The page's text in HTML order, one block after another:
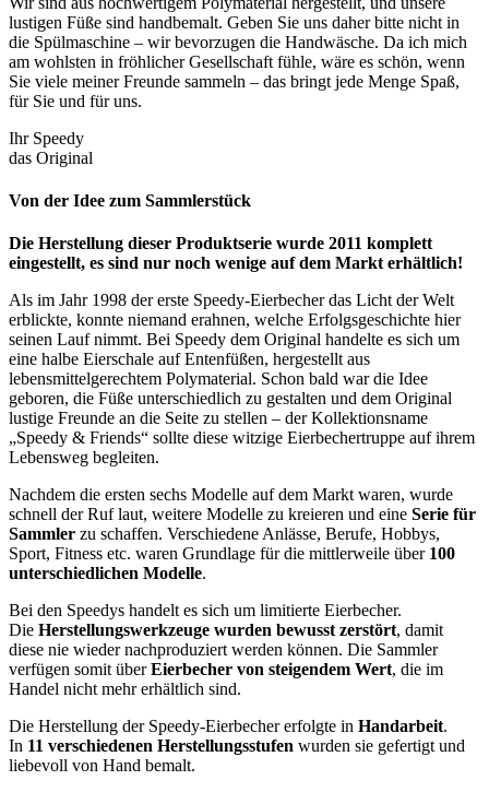
lustigen Füße sind handbemalt. Geben Sie uns daher bitte nicht in
die Spülmaschine – wir bevorzugen die Handwäsche. Da ich mich
am wohlsten in fröhlicher Gesellschaft fühle, wäre es schön, wenn
Sie viele meiner Freunde sammeln – das bringt jede Menge Spaß,
für Sie und für uns.
Ihr Speedy
das Original
Von der Idee zum Sammlerstück
Die Herstellung dieser Produktserie wurde 2011 komplett
eingestellt, es sind nur noch wenige auf dem Markt erhältlich!
Als im Jahr 1998 der erste Speedy-Eierbecher das Licht der Welt
erblickte, konnte niemand erahnen, welche Erfolgsgeschichte hier
seinen Lauf nimmt. Bei Speedy dem Original handelte es sich um
eine halbe Eierschale auf Entenfüßen, hergestellt aus
lebensmittelgerechtem Polymaterial. Schon bald war die Idee
geboren, die Füße unterschiedlich zu gestalten und dem Original
lustige Freunde an die Seite zu stellen – der Kollektionsname
„Speedy & Friends“ sollte diese witzige Eierbechertruppe auf ihrem
Lebensweg begleiten.
Nachdem die ersten sechs Modelle auf dem Markt waren, wurde
schnell der Ruf laut, weitere Modelle zu kreieren und eine Serie für
Sammler zu schaffen. Verschiedene Anlässe, Berufe, Hobbys,
Sport, Fitness etc. waren Grundlage für die mittlerweile über100
unterschiedlichen Modelle.
Bei den Speedys handelt es sich um limitierte Eierbecher.
Die Herstellungswerkzeuge wurden bewusst zerstört, damit
diese nie wieder nachproduziert werden können. Die Sammler
verfügen somit überEierbecher von steigendem Wert, die im
Handel nicht mehr erhältlich sind.
Die Herstellung der Speedy-Eierbecher erfolgte in Handarbeit.
In 11 verschiedenen Herstellungsstufen wurden sie gefertigt und
liebevoll von Hand bemalt.